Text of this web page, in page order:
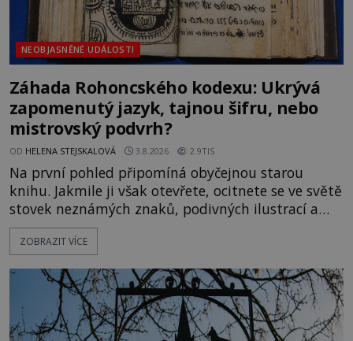
NEOBJASNĚNÉ UDÁLOSTI
Záhada Rohoncského kodexu: Ukrývá
zapomenutý jazyk, tajnou šifru, nebo
mistrovský podvrh?
OD HELENA STEJSKALOVÁ 3.8.2026 2.9TIS
Na první pohled připomíná obyčejnou starou
knihu. Jakmile ji však otevřete, ocitnete se ve světě
stovek neznámých znaků, podivných ilustrací a
textu, který už téměř dvě století vzdoruje všem
pokusům o rozluštění. Rohoncský kodex patří mezi
jistotou neví, kdo jej napsal, kdy vznikl ani co
vlastně vypráví. Rohoncský kodex se poprvé
objevuje v roce
ZOBRAZIT VÍCE